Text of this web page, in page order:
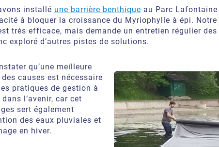
installé une barrière benthique au Parc
à bloquer la croissance du Myriophylle à épi. Notre
très efficace, mais demande un entretien régulier
exploré d’autres pistes de solutions.
qu’une meilleure
causes est nécessaire
pratiques de gestion à
l’avenir, car cet
sert également
des eaux pluviales et
en hiver.